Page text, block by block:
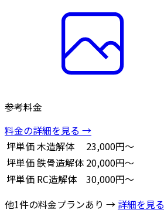
参考料金
料金の詳細を見る →
坪単価木造解体
23,000円～
坪単価鉄骨造解体 20,000円～
坪単価 RC造解体
30,000円～
他1件の料金プランあり → 詳細を見る